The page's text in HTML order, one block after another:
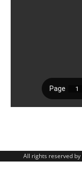
All rights reserved by